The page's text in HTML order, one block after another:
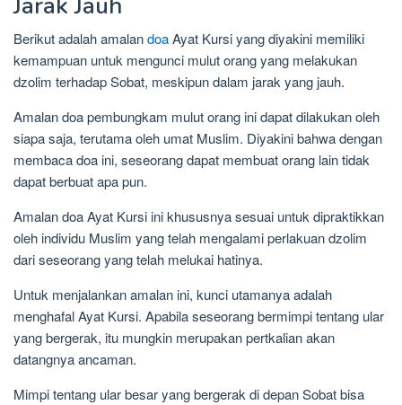
Berikut adalah amalandoaAyat Kursi yang diyakini memiliki
kemampuan untuk mengunci mulut orang yang melakukan
dzolim terhadap Sobat, meskipun dalam jarak yang jauh.
Amalan doa pembungkam mulut orang ini dapat dilakukan oleh
siapa saja, terutama oleh umat Muslim. Diyakini bahwa dengan
membaca doa ini, seseorang dapat membuat orang lain tidak
dapat berbuat apa pun.
Amalan doa Ayat Kursi ini khususnya sesuai untuk dipraktikkan
oleh individu Muslim yang telah mengalami perlakuan dzolim
dari seseorang yang telah melukai hatinya.
Untuk menjalankan amalan ini, kunci utamanya adalah
menghafal Ayat Kursi. Apabila seseorang bermimpi tentang ular
yang bergerak, itu mungkin merupakan pertkalian akan
datangnya ancaman.
Mimpi tentang ular besar yang bergerak di depan Sobat bisa